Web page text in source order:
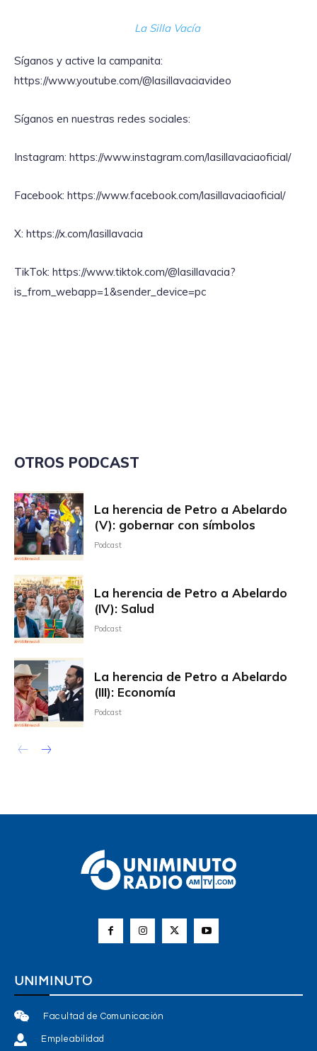
La Silla Vacía
Síganos y active la campanita:
https://www.youtube.com/@lasillavaciavideo
Síganos en nuestras redes sociales:
Instagram: https://www.instagram.com/lasillavaciaoficial/
Facebook: https://www.facebook.com/lasillavaciaoficial/
X: https://x.com/lasillavacia
TikTok: https://www.tiktok.com/@lasillavacia?
is_from_webapp=1&sender_device=pc
OTROS PODCAST
La herencia de Petro a Abelardo
(V): gobernar con símbolos
Podcast
La herencia de Petro a Abelardo
(IV): Salud
Podcast
La herencia de Petro a Abelardo
(III): Economía
Podcast
UNIMINUTO
Facultad de Comunicación
Empleabilidad